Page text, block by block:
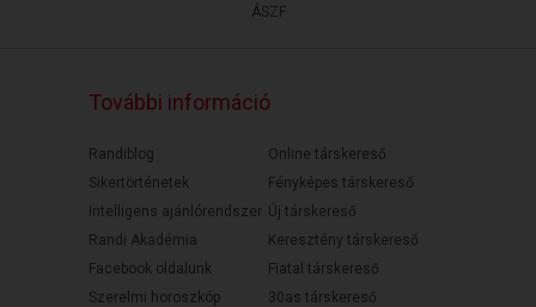
ÁSZF
További információ
Randiblog
Sikertörténetek
Intelligens ajánlórendszer
Randi Akadémia
Facebook oldalunk
Szerelmi horoszkóp
Online társkereső
Fényképes társkereső
Új társkereső
Keresztény társkereső
Fiatal társkereső
30as társkereső